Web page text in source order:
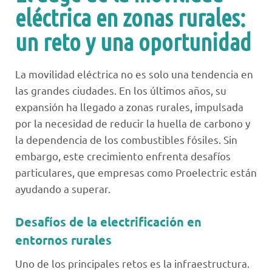
eléctrica en zonas rurales:
un reto y una oportunidad
La movilidad eléctrica no es solo una tendencia en
las grandes ciudades. En los últimos años, su
expansión ha llegado a zonas rurales, impulsada
por la necesidad de reducir la huella de carbono y
la dependencia de los combustibles fósiles. Sin
embargo, este crecimiento enfrenta desafíos
particulares, que empresas como Proelectric están
ayudando a superar.
Desafíos de la electrificación en
entornos rurales
Uno de los principales retos es la infraestructura.